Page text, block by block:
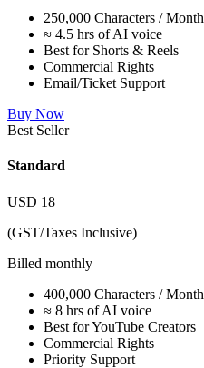
250,000 Characters / Month
≈ 4.5 hrs of AI voice
Best for Shorts & Reels
Commercial Rights
Email/Ticket Support
Buy Now
Best Seller
Standard
USD 18
(GST/Taxes Inclusive)
Billed monthly
400,000 Characters / Month
≈ 8 hrs of AI voice
Best for YouTube Creators
Commercial Rights
Priority Support